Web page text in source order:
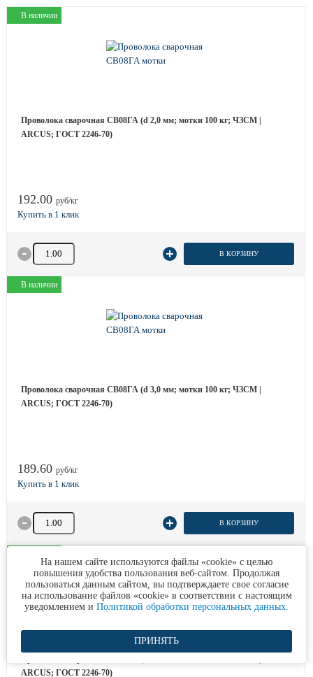
В наличии
Проволока сварочная СВ08ГА (d 2,0 мм; мотки 100 кг; ЧЗСМ |
ARCUS; ГОСТ 2246-70)
192.00 руб/кг
Количество товара В КОРЗИНУ
В наличии
Проволока сварочная СВ08ГА (d 3,0 мм; мотки 100 кг; ЧЗСМ |
ARCUS; ГОСТ 2246-70)
189.60 руб/кг
Количество товара В КОРЗИНУ
ARCUS; ГОСТ 2246-70)
На нашем сайте используются файлы «cookie» с целью
повышения удобства пользования веб-сайтом. Продолжая
пользоваться данным сайтом, вы подтверждаете свое согласие
на использование файлов «cookie» в соответствии с настоящим
уведомлением и Политикой обработки персональных данных.
ПРИНЯТЬ